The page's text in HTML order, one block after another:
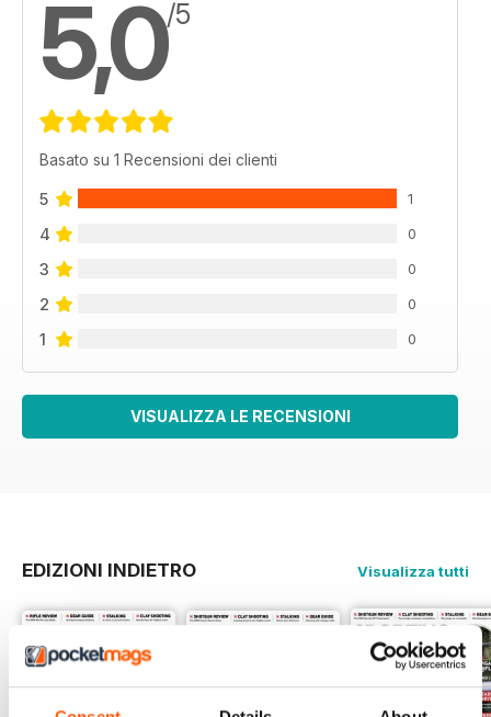
5,0/5
Basato su 1 Recensioni dei clienti
5 1
4 0
3 0
2 0
1 0
VISUALIZZA LE RECENSIONI
EDIZIONI INDIETRO Visualizza tutti